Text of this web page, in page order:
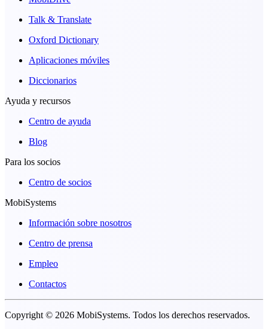
Talk & Translate
Oxford Dictionary
Aplicaciones móviles
Diccionarios
Ayuda y recursos
Centro de ayuda
Blog
Para los socios
Centro de socios
MobiSystems
Información sobre nosotros
Centro de prensa
Empleo
Contactos
Copyright © 2026 MobiSystems. Todos los derechos reservados.